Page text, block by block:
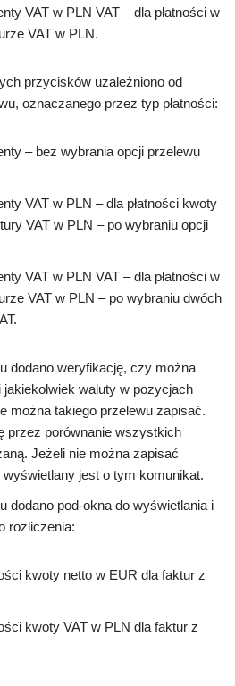
VAT w PLN VAT – dla płatności w
VAT w PLN.
przycisków uzależniono od
oznaczanego przez typ płatności:
– bez wybrania opcji przelewu
VAT w PLN – dla płatności kwoty
VAT w PLN – po wybraniu opcji
VAT w PLN VAT – dla płatności w
VAT w PLN – po wybraniu dwóch
dodano weryfikację, czy można
waluty w pozycjach
można takiego przelewu zapisać.
przez porównanie wszystkich
Jeżeli nie można zapisać
jest o tym komunikat.
dodano pod-okna do wyświetlania i
rozliczenia:
kwoty netto w EUR dla faktur z
kwoty VAT w PLN dla faktur z